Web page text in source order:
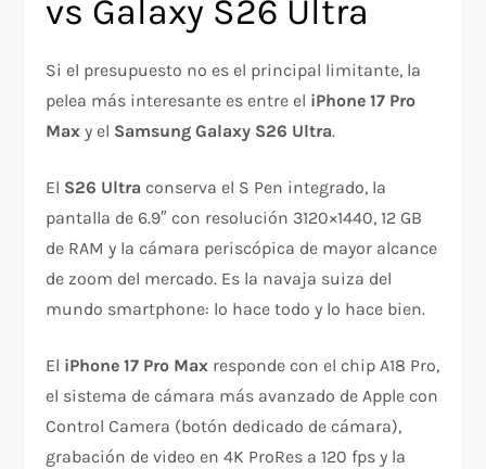
vs Galaxy S26 Ultra
Si el presupuesto no es el principal limitante, la
pelea más interesante es entre el iPhone 17 Pro
Max y el Samsung Galaxy S26 Ultra.
El S26 Ultra conserva el S Pen integrado, la
pantalla de 6.9″ con resolución 3120×1440, 12 GB
de RAM y la cámara periscópica de mayor alcance
de zoom del mercado. Es la navaja suiza del
mundo smartphone: lo hace todo y lo hace bien.
El iPhone 17 Pro Max responde con el chip A18 Pro,
el sistema de cámara más avanzado de Apple con
Control Camera (botón dedicado de cámara),
grabación de video en 4K ProRes a 120 fps y la